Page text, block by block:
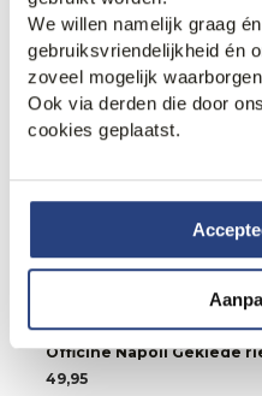
We willen namelijk graag
gebruiksvriendelijkheid én
zoveel mogelijk
Ook via derden die door
cookies geplaatst.
Officine Napoli Geklede
49,95